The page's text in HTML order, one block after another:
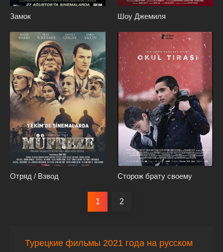
Замок Шоу Джемиля
Отряд / Взвод Сторож брату своему
1 2
Турецкие фильмы 2021 года на русском